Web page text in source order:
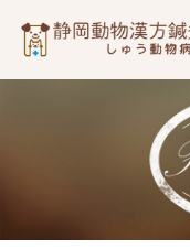
診療実績・飼い主様の